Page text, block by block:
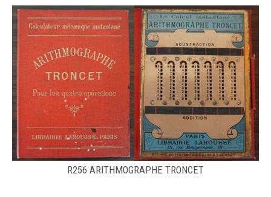
R256 ARITHMOGRAPHE TRONCET